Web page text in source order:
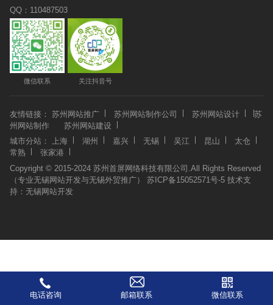
QQ：110487503
微信联系 关注抖音号
友情链接： 苏州网站推广 苏州网站制作公司 苏州网站设计
苏
州网站制作
苏州网站建设
城市分站：
上海 湖州 嘉兴 无锡 吴江 昆山
太仓
常熟
张家港
Copyright © 2015-2024 苏州首屏网络科技有限公司.All Rights Reserved
（专业无锡网站开发与无锡外贸推广）
苏ICP备15052571号-5 技术支
持： 无锡网站开发
电话咨询 邮箱联系 微信联系